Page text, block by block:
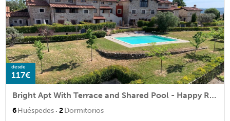
desde
117€
Bright Apt With Terrace and Shared Pool - Happy Rentals
6Huéspedes · 2Dormitorios